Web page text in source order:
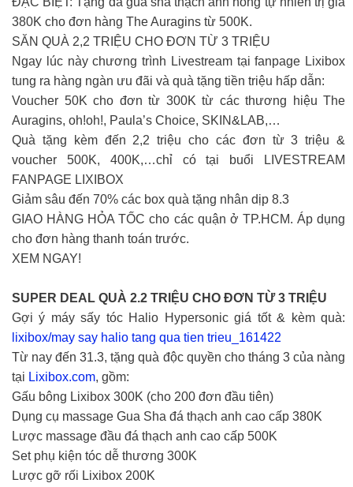
380K cho đơn hàng The Auragins từ 500K.
SĂN QUÀ 2,2 TRIỆU CHO ĐƠN TỪ 3 TRIỆU
Ngay lúc này chương trình Livestream tại fanpage Lixibox
tung ra hàng ngàn ưu đãi và quà tặng tiền triệu hấp dẫn:
Voucher 50K cho đơn từ 300K từ các thương hiệu The
Auragins, oh!oh!, Paula’s Choice, SKIN&LAB,…
Quà tặng kèm đến 2,2 triệu cho các đơn từ 3 triệu &
voucher 500K, 400K,…chỉ có tại buổi LIVESTREAM
FANPAGE LIXIBOX
Giảm sâu đến 70% các box quà tặng nhân dịp 8.3
GIAO HÀNG HỎA TỐC cho các quận ở TP.HCM. Áp dụng
cho đơn hàng thanh toán trước.
XEM NGAY!
SUPER DEAL QUÀ 2.2 TRIỆU CHO ĐƠN TỪ 3 TRIỆU
Gợi ý máy sấy tóc Halio Hypersonic giá tốt & kèm quà:
lixibox/may say halio tang qua tien trieu_161422
Từ nay đến 31.3, tặng quà độc quyền cho tháng 3 của nàng
tại Lixibox.com, gồm:
Gấu bông Lixibox 300K (cho 200 đơn đầu tiên)
Dụng cụ massage Gua Sha đá thạch anh cao cấp 380K
Lược massage đầu đá thạch anh cao cấp 500K
Set phụ kiện tóc dễ thương 300K
Lược gỡ rối Lixibox 200K